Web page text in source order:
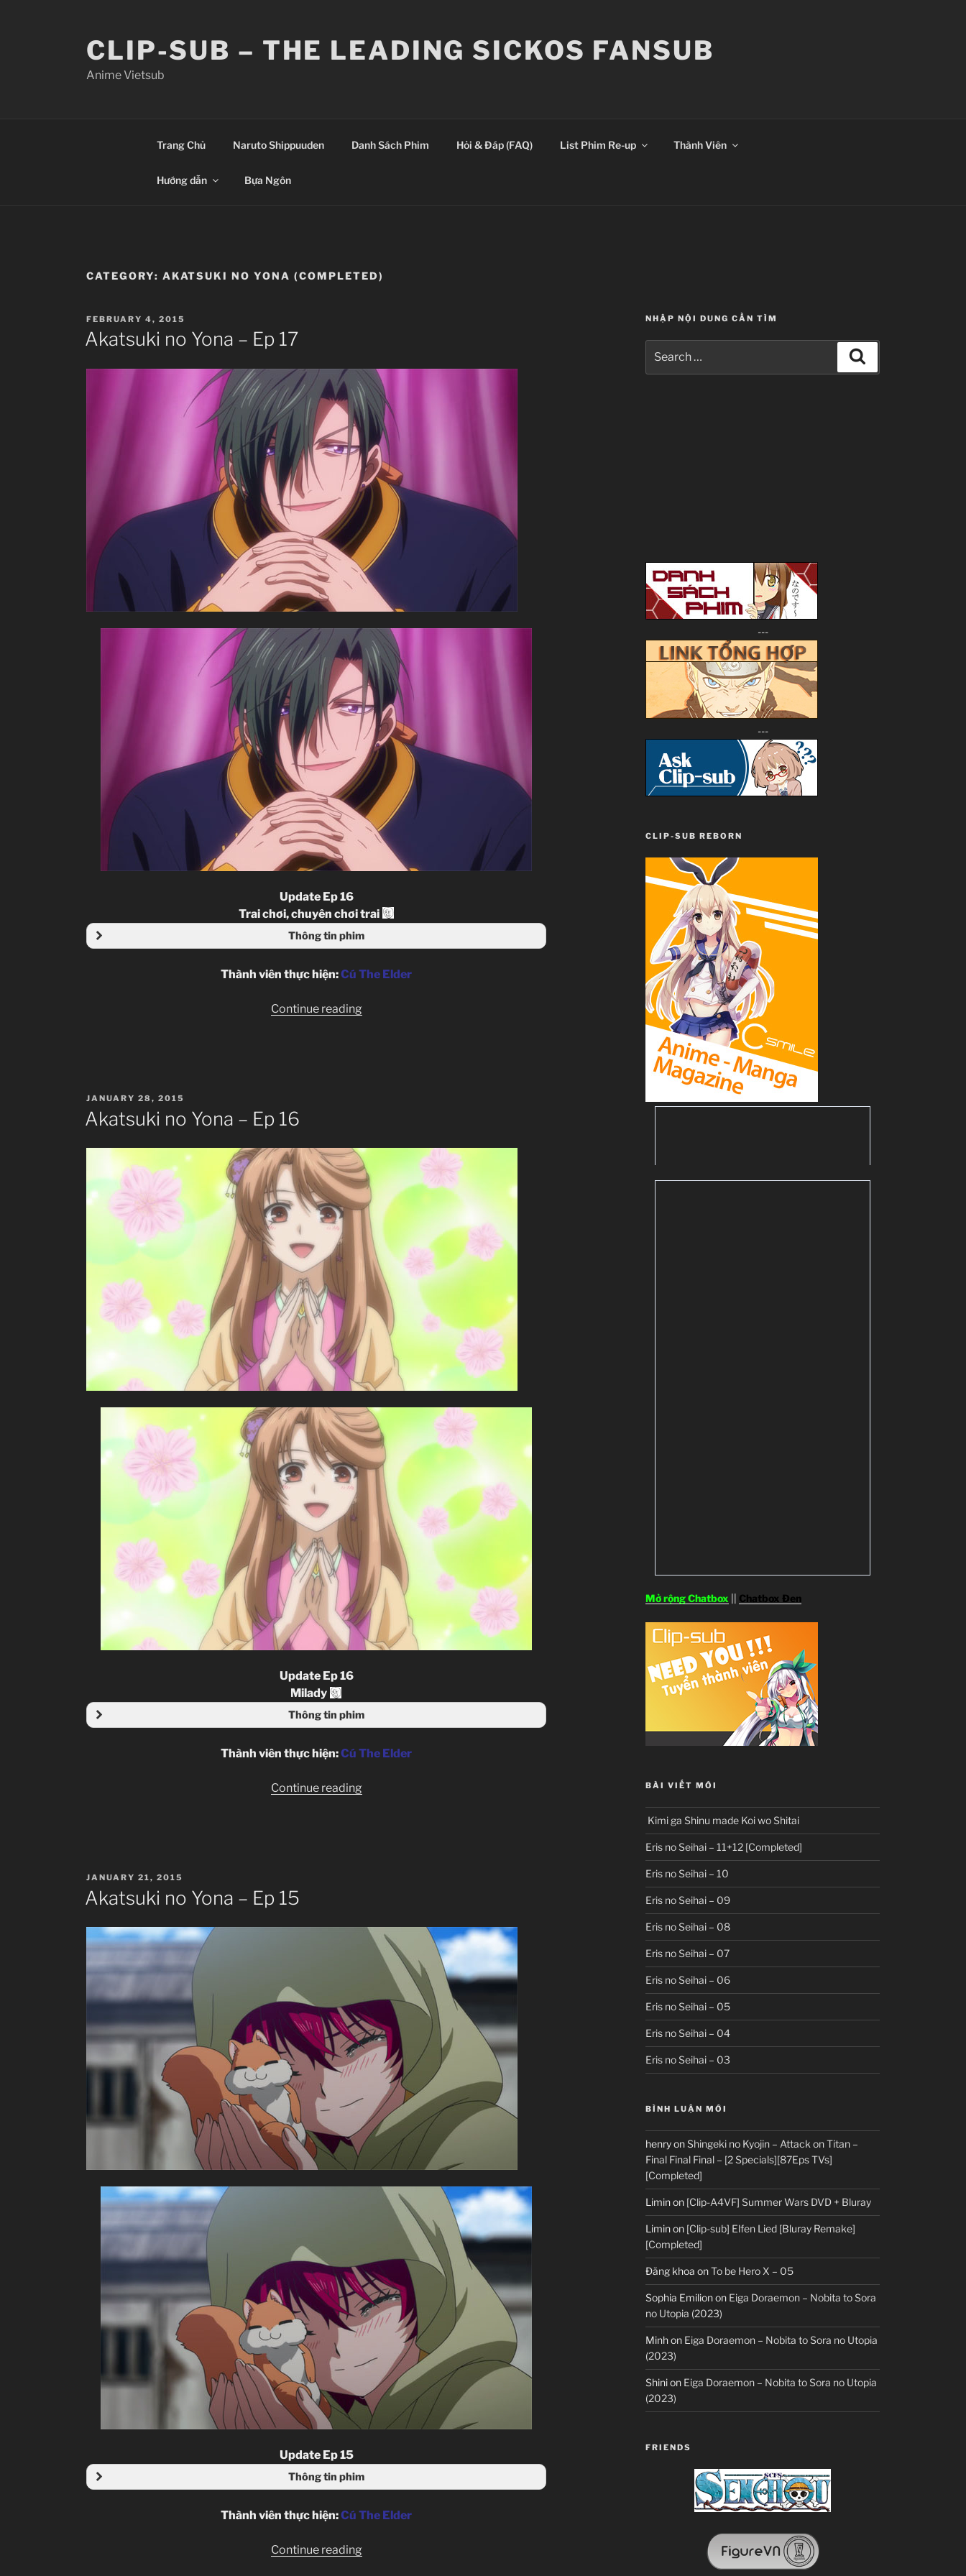
CLIP-SUB – THE LEADING SICKOS FANSUB
Anime Vietsub
Trang Chủ Naruto Shippuuden Danh Sách Phim Hỏi & Đáp (FAQ) List Phim Re-up Thành Viên
Hướng dẫn Bựa Ngôn
CATEGORY: AKATSUKI NO YONA (COMPLETED)
POSTED
ON
FEBRUARY 4, 2015
Akatsuki no Yona – Ep 17
Update Ep 16
Trai chơi, chuyên chơi trai
Thông tin phim
Thành viên thực hiện:Cú The Elder
Continue reading“Akatsuki
POSTED
JANUARY 28, 2015
Akatsuki no Yona – Ep 16
Update Ep 16
Milady
Thông tin phim
Thành viên thực hiện:Cú The Elder
Continue reading“Akatsuki
POSTED
ON
JANUARY 21, 2015
Akatsuki no Yona – Ep 15
Update Ep 15
Thông tin phim
Thành viên thực hiện:Cú The Elder
Continue reading“Akatsuki
NHẬP NỘI DUNG CẦN TÌM
for:
---
---
CLIP-SUB REBORN
Mở rộng Chatbox Chatbox Đen
BÀI VIẾT MỚI
Kimi ga Shinu made Koi wo Shitai
Eris no Seihai – 11+12 [Completed]
Eris no Seihai – 10
Eris no Seihai – 09
Eris no Seihai – 08
Eris no Seihai – 07
Eris no Seihai – 06
Eris no Seihai – 05
Eris no Seihai – 04
Eris no Seihai – 03
BÌNH LUẬN MỚI
henryonShingeki no Kyojin – Attack on Titan –
Final Final Final – [2 Specials][87Eps TVs]
[Completed]
Liminon [Clip-A4VF] Summer Wars DVD + Bluray
Liminon [Clip-sub] Elfen Lied [Bluray Remake]
[Completed]
Đăng khoa onTo be Hero X – 05
Sophia Emilionon Eiga Doraemon – Nobita to Sora
no Utopia (2023)
Minhon Eiga Doraemon – Nobita to Sora no Utopia
(2023)
Shinion Eiga Doraemon – Nobita to Sora no Utopia
(2023)
FRIENDS